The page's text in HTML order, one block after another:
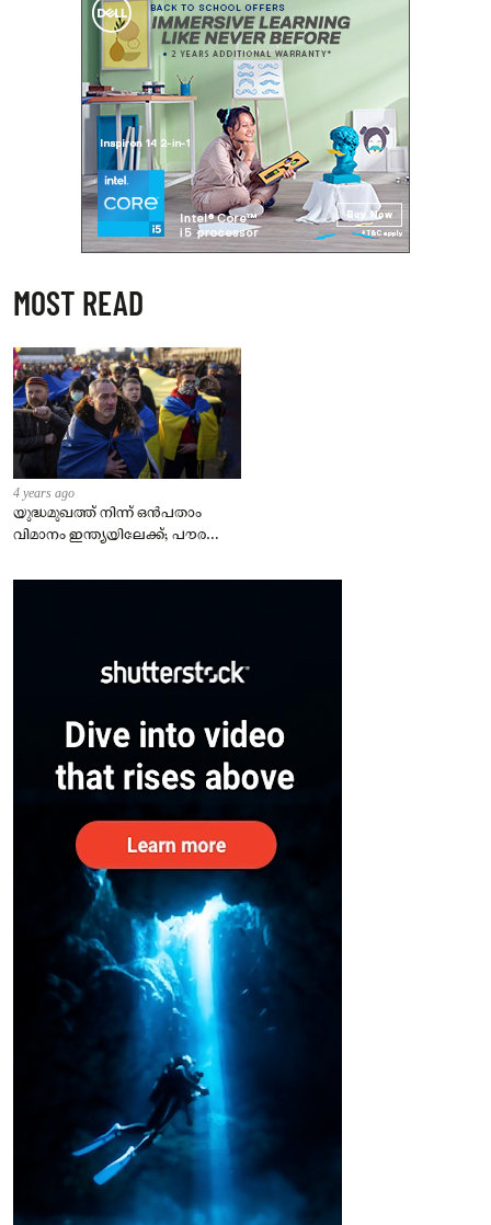
MOST READ
4 years ago
യുദ്ധമുഖത്ത് നിന്ന് ഒൻപതാം
വിമാനം ഇന്ത്യയിലേക്ക്; പൗരന്മാർ
– കേന്ദ്രം